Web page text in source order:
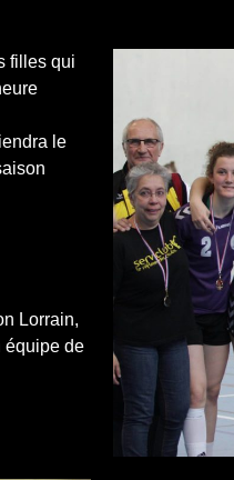
filles qui
le
Lorrain,
équipe de